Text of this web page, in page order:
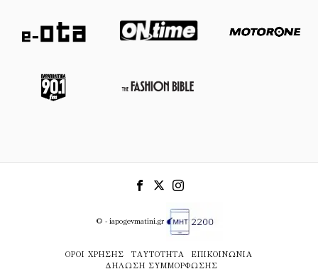
© - iapogevmatini.gr
ΌΡΟΙ ΧΡΉΣΗΣ ΤΑΥΤΌΤΗΤΑ
ΕΠΙΚΟΙΝΩΝΊΑ
ΔΉΛΩΣΗ ΣΥΜΜΌΡΦΩΣΗΣ